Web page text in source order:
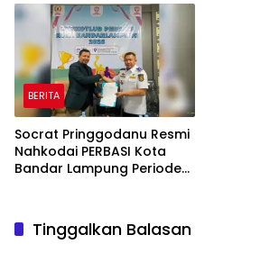
Penyaluran KUR
BERITA
Socrat Pringgodanu Resmi
Nahkodai PERBASI Kota
Bandar Lampung Periode
Tinggalkan Balasan